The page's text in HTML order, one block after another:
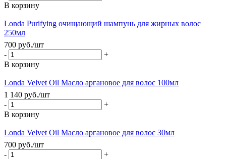
В корзину
Londa Purifying очищающий шампунь для жирных волос
250мл
700 руб./шт
-
+
В корзину
Londa Velvet Oil Масло аргановое для волос 100мл
1 140 руб./шт
-
+
В корзину
Londa Velvet Oil Масло аргановое для волос 30мл
700 руб./шт
-
+